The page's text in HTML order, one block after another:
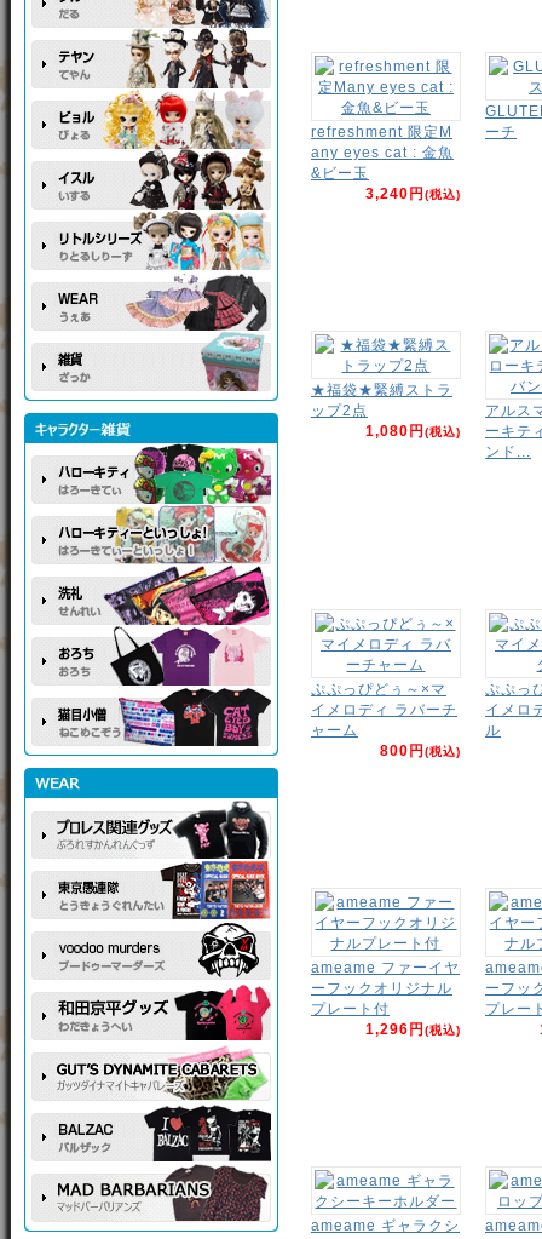
refreshment 限定M
any eyes cat : 金魚
&ビー玉
3,240円(税込)
ーチ
★福袋★緊縛ストラ
ップ2点
1,080円(税込)
アルス
ーキテ
ンド...
ぷぷっぴどぅ～×マ
イメロディ ラバーチ
ャーム
800円(税込)
ぷぷっ
イメロ
ル
ameame ファーイヤ
ーフックオリジナル
プレート付
1,296円(税込)
ーフッ
プレー
ameame ギャラクシ